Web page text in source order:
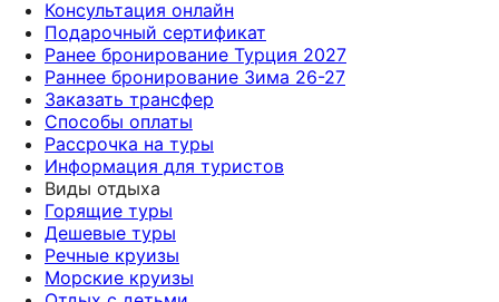
Консультация онлайн
Подарочный сертификат
Ранее бронирование Турция 2027
Раннее бронирование Зима 26-27
Заказать трансфер
Способы оплаты
Рассрочка на туры
Информация для туристов
Виды отдыха
Горящие туры
Дешевые туры
Речные круизы
Морские круизы